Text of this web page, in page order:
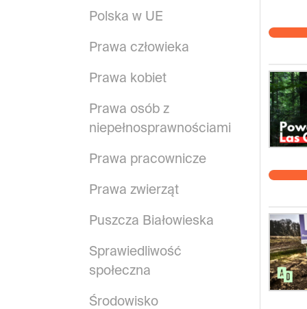
Polska w UE
Prawa człowieka
Prawa kobiet
Prawa osób z
niepełnosprawnościami
Prawa pracownicze
Prawa zwierząt
Puszcza Białowieska
Sprawiedliwość
społeczna
Środowisko